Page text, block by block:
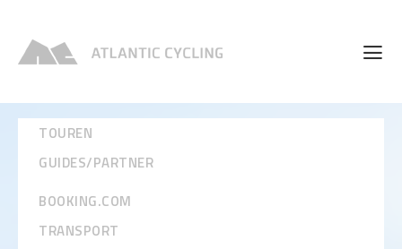
TOUREN
GUIDES/PARTNER
BOOKING.COM
TRANSPORT
FAQ – die wichtigsten Fragen auf
einen Blick